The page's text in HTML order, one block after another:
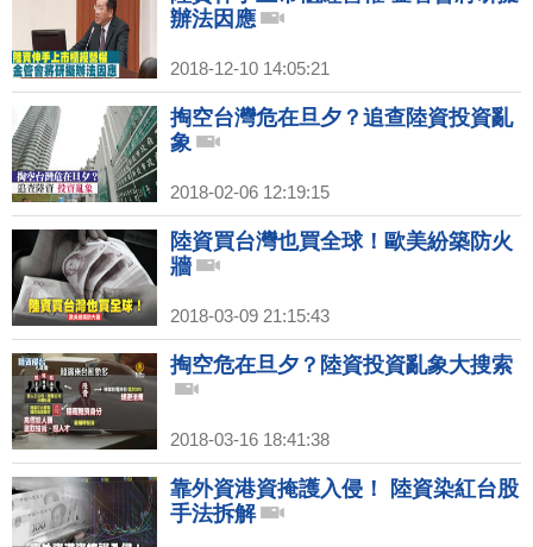
辦法因應
2018-12-10 14:05:21
掏空台灣危在旦夕？追查陸資投資亂
象
2018-02-06 12:19:15
陸資買台灣也買全球！歐美紛築防火
牆
2018-03-09 21:15:43
掏空危在旦夕？陸資投資亂象大搜索
2018-03-16 18:41:38
靠外資港資掩護入侵！ 陸資染紅台股
手法拆解